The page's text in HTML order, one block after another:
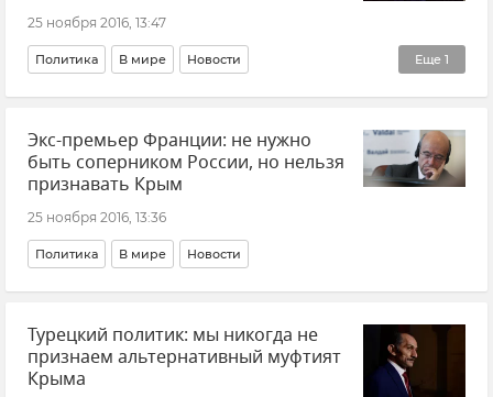
25 ноября 2016, 13:47
Еще 1
Политика В мире Новости
Визит турецкой делегации в Крым
Экс-премьер Франции: не нужно
быть соперником России, но нельзя
признавать Крым
25 ноября 2016, 13:36
Политика В мире Новости
Турецкий политик: мы никогда не
признаем альтернативный муфтият
Крыма